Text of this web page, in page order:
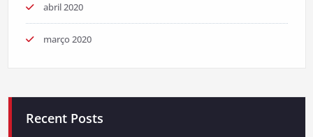
abril 2020
março 2020
Recent Posts